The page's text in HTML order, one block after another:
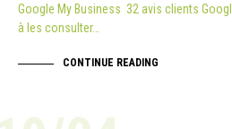
Google My Business 32 avis clients
à les consulter…
CONTINUE READING